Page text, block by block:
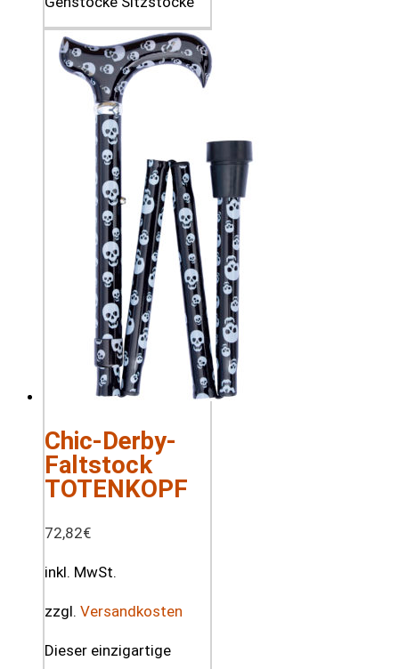
Chic-Derby-
Faltstock
TOTENKOPF
72,82€
inkl. MwSt.
zzgl. Versandkosten
Dieser einzigartige